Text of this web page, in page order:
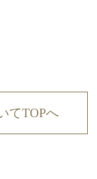
てTOPへ